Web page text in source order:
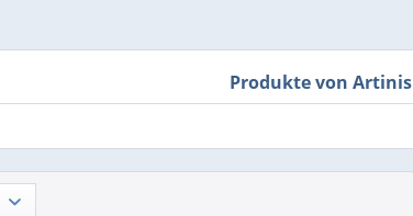
Produkte von Artinis